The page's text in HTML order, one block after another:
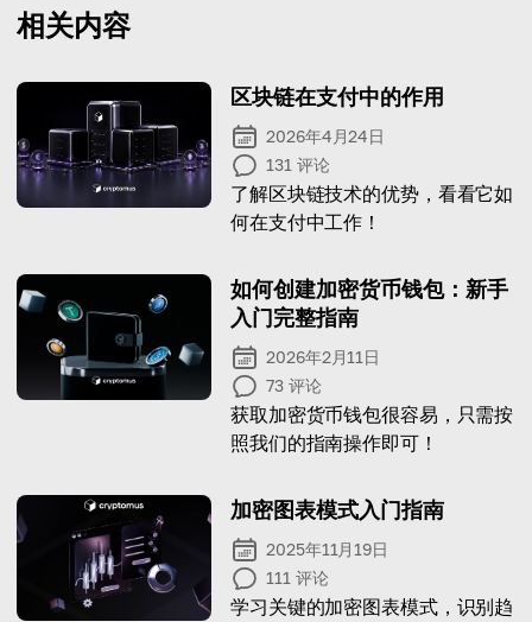
相关内容
区块链在支付中的作用
2026年4月24日
131 评论
了解区块链技术的优势，看看它如
何在支付中工作！
如何创建加密货币钱包：新手
入门完整指南
2026年2月11日
73 评论
获取加密货币钱包很容易，只需按
照我们的指南操作即可！
加密图表模式入门指南
2025年11月19日
111 评论
学习关键的加密图表模式，识别趋